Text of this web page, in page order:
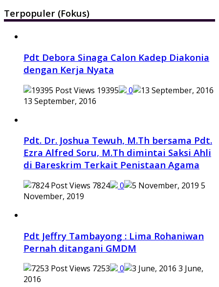
Terpopuler (Fokus)
Pdt Debora Sinaga Calon Kadep Diakonia
dengan Kerja Nyata
19395
0
13 September, 2016
Pdt. Dr. Joshua Tewuh, M.Th bersama Pdt.
Ezra Alfred Soru, M.Th dimintai Saksi Ahli
di Bareskrim Terkait Penistaan Agama
7824 0
5
November, 2019
Pdt Jeffry Tambayong : Lima Rohaniwan
Pernah ditangani GMDM
7253 0
3 June,
2016